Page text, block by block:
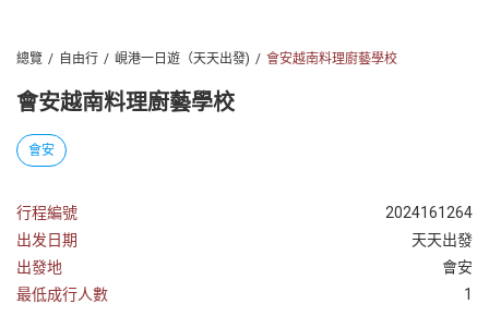
越
南
最
好
的
作
夥
伴！
越
總覽 自由行 峴港一日遊（天天出發) 會安越南料理廚藝學校
會安越南料理廚藝學校
會安
行程編號
2024161264
出发日期
天天出發
出發地
會安
最低成行人數
1